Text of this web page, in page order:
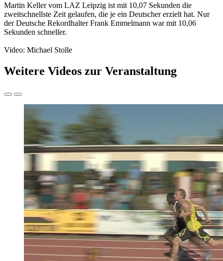
Martin Keller vom LAZ Leipzig ist mit 10,07 Sekunden die
zweitschnellste Zeit gelaufen, die je ein Deutscher erzielt hat. Nur
der Deutsche Rekordhalter Frank Emmelmann war mit 10,06
Sekunden schneller.
Video: Michael Stolle
Weitere Videos zur Veranstaltung